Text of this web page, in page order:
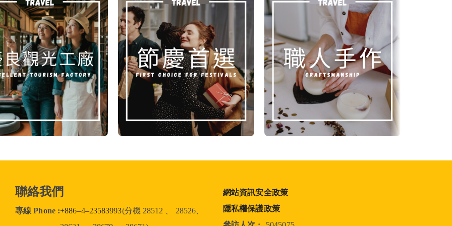
聯絡我們
專線 Phone :+886–4–23583993(分機 28512 、 28526、
網站資訊安全政策
隱私權保護政策